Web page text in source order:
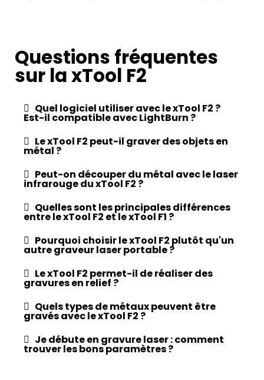
Questions fréquentes
sur la xTool F2
Quel logiciel utiliser avec le xTool F2 ?
Est-il compatible avec LightBurn ?
Le xTool F2 peut-il graver des objets en
métal ?
Peut-on découper du métal avec le laser
infrarouge du xTool F2 ?
Quelles sont les principales différences
entre le xTool F2 et le xTool F1 ?
Pourquoi choisir le xTool F2 plutôt qu'un
autre graveur laser portable ?
Le xTool F2 permet-il de réaliser des
gravures en relief ?
Quels types de métaux peuvent être
gravés avec le xTool F2 ?
Je débute en gravure laser : comment
trouver les bons paramètres ?